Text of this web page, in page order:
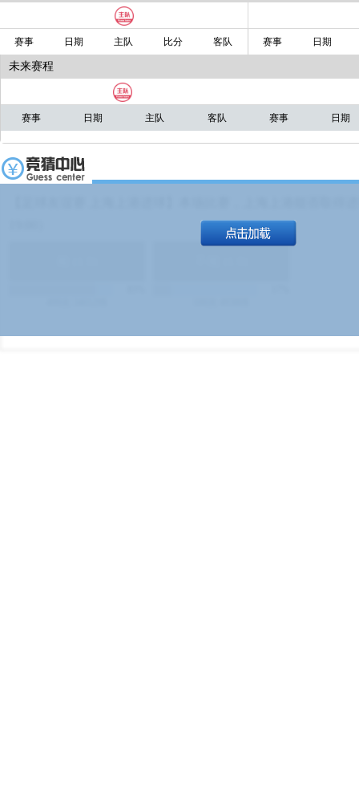
赛事 日期 主队 比分 客队 赛事 日期
未来赛程
赛事 日期 主队 客队 赛事 日期